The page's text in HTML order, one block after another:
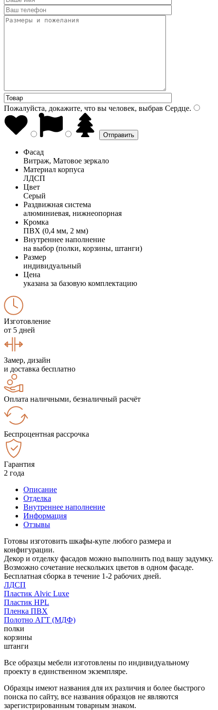
Пожалуйста, докажите, что вы человек, выбрав Сердце.
Фасад
Витраж, Матовое зеркало
Материал корпуса
ЛДСП
Цвет
Серый
Раздвижная система
алюминиевая, нижнеопорная
Кромка
ПВХ (0,4 мм, 2 мм)
Внутреннее наполнение
на выбор (полки, корзины, штанги)
Размер
индивидуальный
Цена
указана за базовую комплектацию
Изготовление
от 5 дней
Замер, дизайн
и доставка бесплатно
Оплата наличными, безналичный расчёт
Беспроцентная рассрочка
Гарантия
2 года
Описание
Отделка
Внутреннее наполнение
Информация
Отзывы
Готовы изготовить шкафы-купе любого размера и
конфигурации.
Декор и отделку фасадов можно выполнить под вашу задумку.
Возможно сочетание нескольких цветов в одном фасаде.
Бесплатная сборка в течение 1-2 рабочих дней.
ЛДСП
Пластик Alvic Luxe
Пластик HPL
Пленка ПВХ
Полотно АГТ (МДФ)
полки
корзины
штанги
Все образцы мебели изготовлены по индивидуальному
проекту в единственном экземпляре.
Образцы имеют названия для их различия и более быстрого
поиска по сайту, все названия образцов не являются
зарегистрированным товарным знаком.